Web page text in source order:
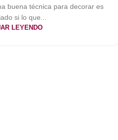
buena técnica para decorar es
si lo que...
LEYENDO